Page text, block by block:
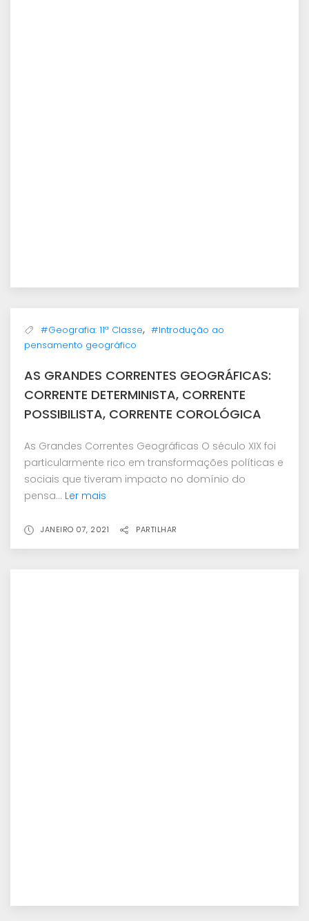
#Geografia: 11ª Classe, #Introdução ao
pensamento geográfico
AS GRANDES CORRENTES GEOGRÁFICAS:
CORRENTE DETERMINISTA, CORRENTE
POSSIBILISTA, CORRENTE COROLÓGICA
As Grandes Correntes Geográficas O século XIX foi
particularmente rico em transformações políticas e
sociais que tiveram impacto no domínio do
pensa... Ler mais
JANEIRO 07, 2021 PARTILHAR